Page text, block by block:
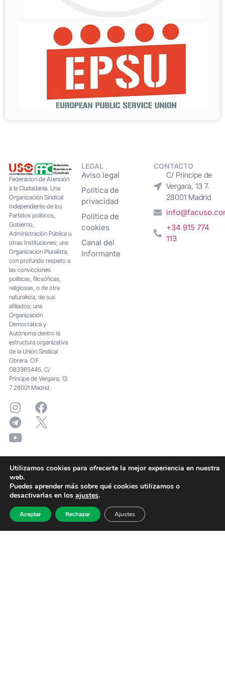
Federacion de Atención
a la Ciudadanía. Una
Organización Sindical
Independiente de los
Partidos políticos,
Gobierno,
Administración Pública u
otras Instituciones; una
Organización Pluralista,
con profundo respeto a
las convicciones
políticas, filosóficas,
religiosas, o de otra
naturaleza, de sus
afiliados; una
Organización
Democrática y
Autónoma dentro la
estructura organizativa
de la Unión Sindical
Obrera. CIF
G83365445. C/
Principe de Vergara, 13
7 28001 Madrid.
LEGAL
Aviso legal
Política de
privacidad
Política de
cookies
Canal del
Informante
CONTACTO
C/ Príncipe de
Vergara, 13 7.
28001 Madrid
+34 915 774
113
Utilizamos cookies para ofrecerte la mejor experiencia en nuestra
web.
Puedes aprender más sobre qué cookies utilizamos o
desactivarlas en los ajustes.
Aceptar Rechazar Ajustes